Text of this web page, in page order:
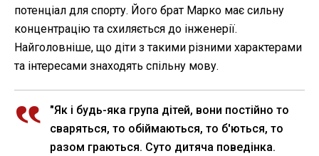
потенціал для спорту. Його брат Марко має сильну
концентрацію та схиляється до інженерії.
Найголовніше, що діти з такими різними характерами
та інтересами знаходять спільну мову.
"Як і будь-яка група дітей, вони постійно то
сваряться, то обіймаються, то б'ються, то
разом граються. Суто дитяча поведінка.